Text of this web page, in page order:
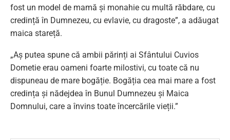
fost un model de mamă și monahie cu multă răbdare, cu
credință în Dumnezeu, cu evlavie, cu dragoste”, a adăugat
maica stareță.
„Aș putea spune că ambii părinți ai Sfântului Cuvios
Dometie erau oameni foarte milostivi, cu toate că nu
dispuneau de mare bogăție. Bogăția cea mai mare a fost
credința și nădejdea în Bunul Dumnezeu și Maica
Domnului, care a învins toate încercările vieții.”